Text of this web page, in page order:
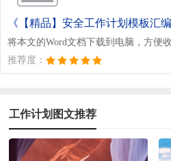
《【精品】安全工作计划模板汇编
将本文的Word文档下载到电脑，方便
推荐度：
工作计划图文推荐